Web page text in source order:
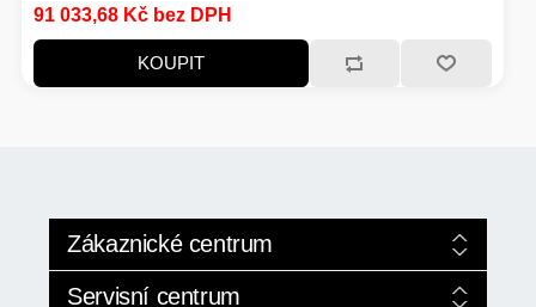
rychlé modelování, simulace a vykreslování. Užívejte si
snadnou rozšiřitelnost a upgrady v případě potřeby.
91 033,68 Kč bez DPH
KOUPIT
Zákaznické centrum
Servisní centrum